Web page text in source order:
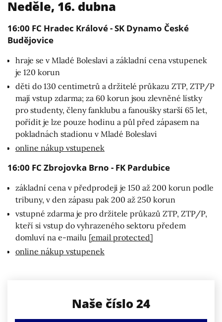
Neděle, 16. dubna
16:00 FC Hradec Králové - SK Dynamo České
Budějovice
hraje se v Mladé Boleslavi a základní cena vstupenek
je 120 korun
děti do 130 centimetrů a držitelé průkazu ZTP, ZTP/P
mají vstup zdarma; za 60 korun jsou zlevněné lístky
pro studenty, členy fanklubu a fanoušky starší 65 let,
pořídit je lze pouze hodinu a půl před zápasem na
pokladnách stadionu v Mladé Boleslavi
online nákup vstupenek
16:00 FC Zbrojovka Brno - FK Pardubice
základní cena v předprodeji je 150 až 200 korun podle
tribuny, v den zápasu pak 200 až 250 korun
vstupné zdarma je pro držitele průkazů ZTP, ZTP/P,
kteří si vstup do vyhrazeného sektoru předem
domluví na e-mailu [email protected]
online nákup vstupenek
Naše číslo 24